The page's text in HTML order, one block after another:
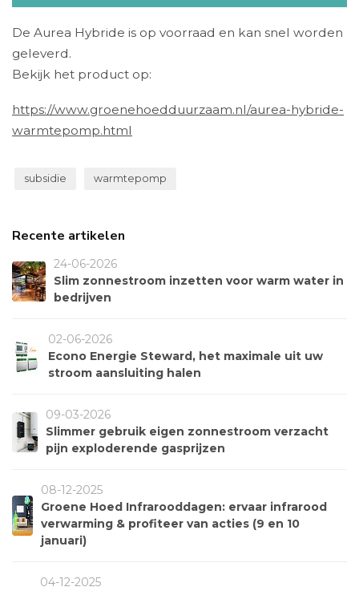
De Aurea Hybride is op voorraad en kan snel worden
geleverd.
Bekijk het product op:
https://www.groenehoedduurzaam.nl/aurea-hybride-
warmtepomp.html
subsidie warmtepomp
Recente artikelen
24-06-2026
Slim zonnestroom inzetten voor warm water in
bedrijven
02-06-2026
Econo Energie Steward, het maximale uit uw
stroom aansluiting halen
09-03-2026
Slimmer gebruik eigen zonnestroom verzacht
pijn exploderende gasprijzen
08-12-2025
Groene Hoed Infrarooddagen: ervaar infrarood
verwarming & profiteer van acties (9 en 10
januari)
04-12-2025